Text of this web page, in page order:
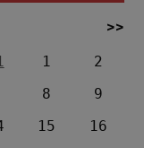
>>
1
2
8
9
15
16